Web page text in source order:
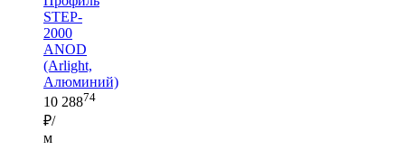
STEP-
2000
ANOD
(Arlight,
Алюминий)
10 28874
₽/
м